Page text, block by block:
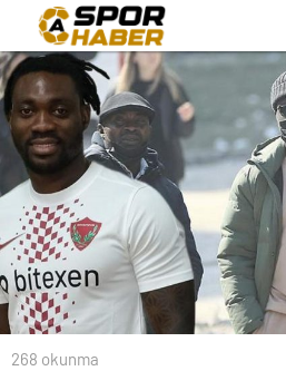
268 okunma
açıklaması…